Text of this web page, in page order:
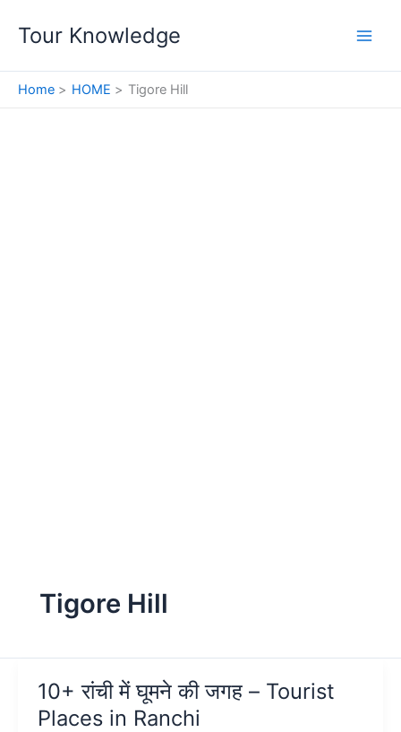
Tour Knowledge
Home HOME Tigore Hill
Tigore Hill
10+ रांची में घूमने की जगह – Tourist
Places in Ranchi